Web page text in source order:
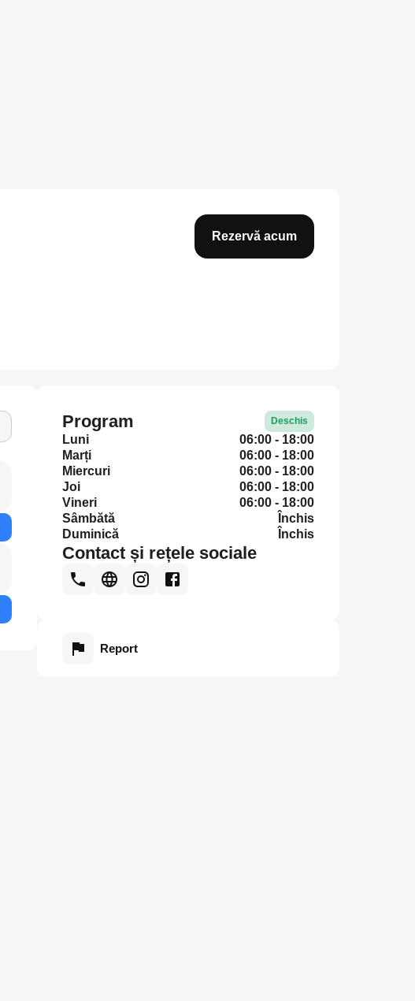
Rezervă acum
Program Deschis
Luni
06:00 - 18:00
Marți
06:00 - 18:00
Miercuri
06:00 - 18:00
Joi
06:00 - 18:00
Vineri
06:00 - 18:00
Sâmbătă
Închis
Duminică
Închis
Contact și rețele sociale
Report